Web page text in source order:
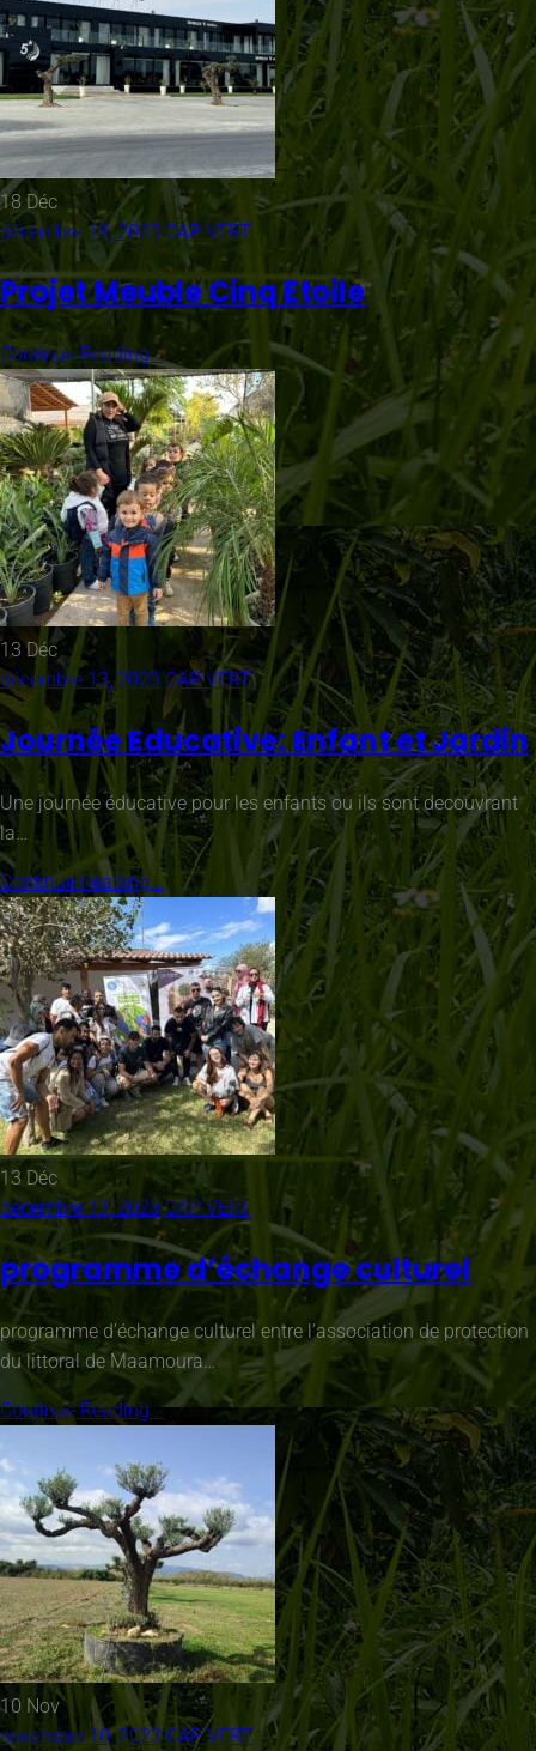
18 Déc
décembre 18, 2023 CAP VERT
Projet Meuble Cinq Etoile
Continue Reading...
13 Déc
décembre 13, 2023 CAP VERT
Journée Educative: Enfant et Jardin
Une journée éducative pour les enfants ou ils sont decouvrant
la…
Continue Reading...
13 Déc
décembre 13, 2023 CAP VERT
programme d’échange culturel
programme d’échange culturel entre l’association de protection
du littoral de Maamoura…
Continue Reading...
10 Nov
novembre 10, 2023 CAP VERT